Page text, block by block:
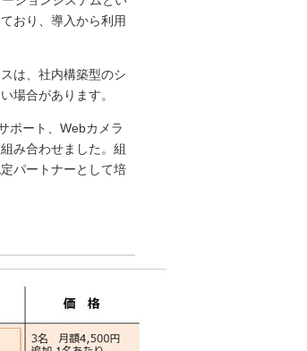
おり、導入から利用
は、社内構築型のシ
場合があります。
ポート、Webカメラ
み合わせました。組
パートナーとして培